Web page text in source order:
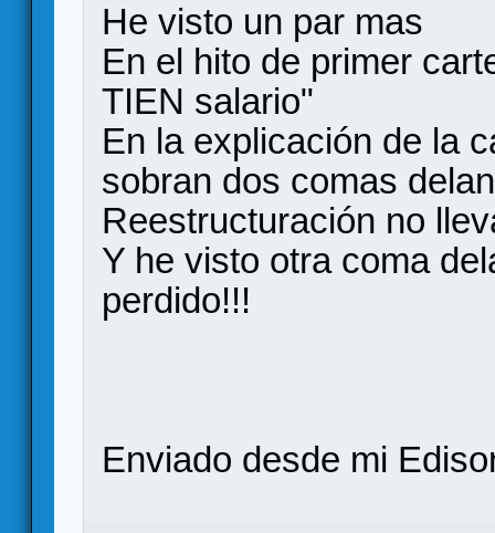
He visto un par mas
En el hito de primer
TIEN salario"
En la explicación de la
sobran dos comas
Reestructuración no
Y he visto otra coma
perdido!!!
Enviado desde mi